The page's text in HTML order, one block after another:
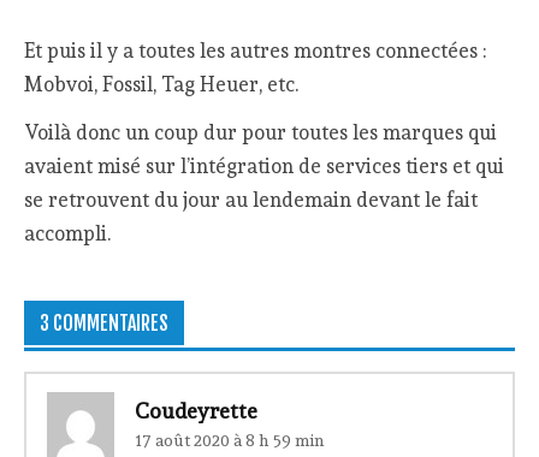
Et puis il y a toutes les autres montres connectées :
Mobvoi, Fossil, Tag Heuer, etc.
Voilà donc un coup dur pour toutes les marques qui
avaient misé sur l’intégration de services tiers et qui
se retrouvent du jour au lendemain devant le fait
accompli.
3 COMMENTAIRES
Coudeyrette
17 août 2020 à 8 h 59 min